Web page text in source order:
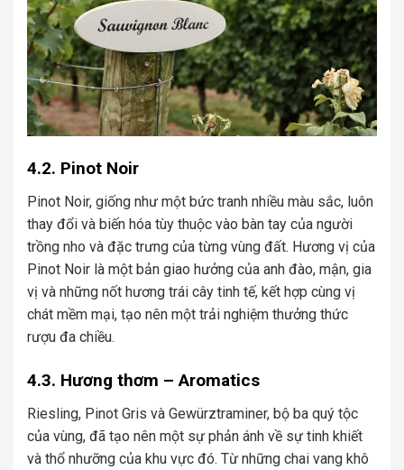
4.2. Pinot Noir
Pinot Noir, giống như một bức tranh nhiều màu sắc, luôn
thay đổi và biến hóa tùy thuộc vào bàn tay của người
trồng nho và đặc trưng của từng vùng đất. Hương vị của
Pinot Noir là một bản giao hưởng của anh đào, mận, gia
vị và những nốt hương trái cây tinh tế, kết hợp cùng vị
chát mềm mại, tạo nên một trải nghiệm thưởng thức
rượu đa chiều.
4.3. Hương thơm – Aromatics
Riesling, Pinot Gris và Gewürztraminer, bộ ba quý tộc
của vùng, đã tạo nên một sự phản ánh về sự tinh khiết
và thổ nhưỡng của khu vực đó. Từ những chai vang khô